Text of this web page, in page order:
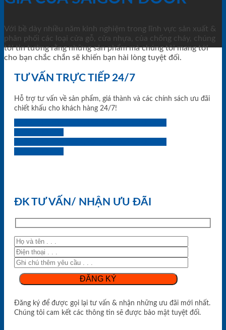
Với bề dày nhiều năm kinh nghiệm trong lĩnh vực sản xuất &
phân phối các loại cửa gỗ, cửa nhựa, của chống cháy, chúng
tôi tin tưởng rằng những sản phẩm mà chúng tôi mang tới
cho bạn chắc chắn sẽ khiến bạn hài lòng tuyệt đối.
TƯ VẤN TRỰC TIẾP 24/7
Hỗ trợ tư vấn về sản phẩm, giá thành và các chính sách ưu đãi
chiết khấu cho khách hàng 24/7!
ĐK TƯ VẤN/ NHẬN ƯU ĐÃI
Đăng ký để được gọi lại tư vấn & nhận những ưu đãi mới nhất.
Chúng tôi cam kết các thông tin sẽ được bảo mật tuyệt đối.